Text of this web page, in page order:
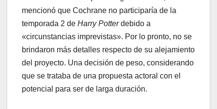
mencionó que Cochrane no participaría de la
temporada 2 de Harry Potterdebido a
«circunstancias imprevistas». Por lo pronto, no se
brindaron más detalles respecto de su alejamiento
del proyecto. Una decisión de peso, considerando
que se trataba de una propuesta actoral con el
potencial para ser de larga duración.